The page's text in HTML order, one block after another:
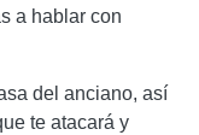
a hablar con
del anciano, así
te atacará y